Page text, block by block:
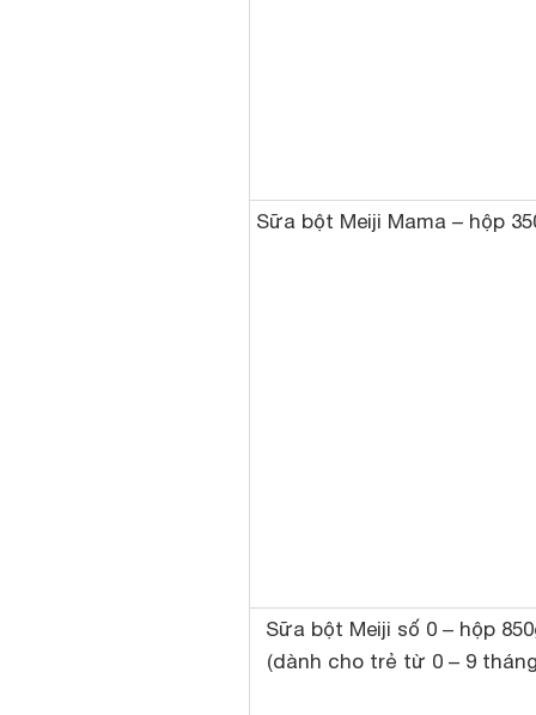
Sữa bột Meiji Mama – hộp
Sữa bột Meiji số 0 – hộp
(dành cho trẻ từ 0 – 9